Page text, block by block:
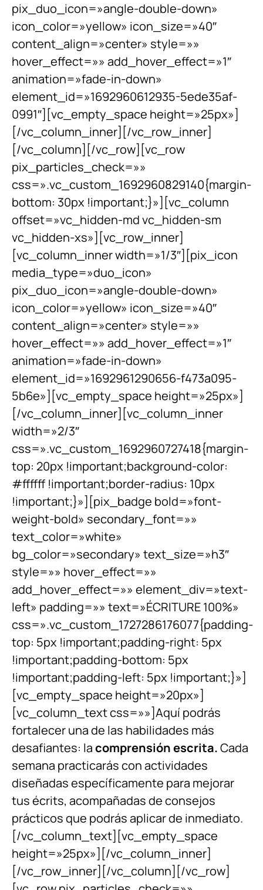
pix_duo_icon=»angle-double-down»
icon_color=»yellow» icon_size=»40″
content_align=»center» style=»»
hover_effect=»» add_hover_effect=»1″
animation=»fade-in-down»
element_id=»1692960612935-5ede35af-
0991″][vc_empty_space height=»25px»]
[/vc_column_inner][/vc_row_inner]
[/vc_column][/vc_row][vc_row
pix_particles_check=»»
css=».vc_custom_1692960829140{margin-
bottom: 30px !important;}»][vc_column
offset=»vc_hidden-md vc_hidden-sm
vc_hidden-xs»][vc_row_inner]
[vc_column_inner width=»1/3″][pix_icon
media_type=»duo_icon»
pix_duo_icon=»angle-double-down»
icon_color=»yellow» icon_size=»40″
content_align=»center» style=»»
hover_effect=»» add_hover_effect=»1″
animation=»fade-in-down»
element_id=»1692961290656-f473a095-
5b6e»][vc_empty_space height=»25px»]
[/vc_column_inner][vc_column_inner
width=»2/3″
css=».vc_custom_1692960727418{margin-
top: 20px !important;background-color:
#ffffff !important;border-radius: 10px
!important;}»][pix_badge bold=»font-
weight-bold» secondary_font=»»
text_color=»white»
bg_color=»secondary» text_size=»h3″
style=»» hover_effect=»»
add_hover_effect=»» element_div=»text-
left» padding=»» text=»ÉCRITURE 100%»
css=».vc_custom_1727286176077{padding-
top: 5px !important;padding-right: 5px
!important;padding-bottom: 5px
!important;padding-left: 5px !important;}»]
[vc_empty_space height=»20px»]
[vc_column_text css=»»]Aquí podrás
fortalecer una de las habilidades más
desafiantes: lacomprensión escrita.Cada
semana practicarás con actividades
diseñadas específicamente para mejorar
tus écrits, acompañadas de consejos
prácticos que podrás aplicar de inmediato.
[/vc_column_text][vc_empty_space
height=»25px»][/vc_column_inner]
[/vc_row_inner][/vc_column][/vc_row]